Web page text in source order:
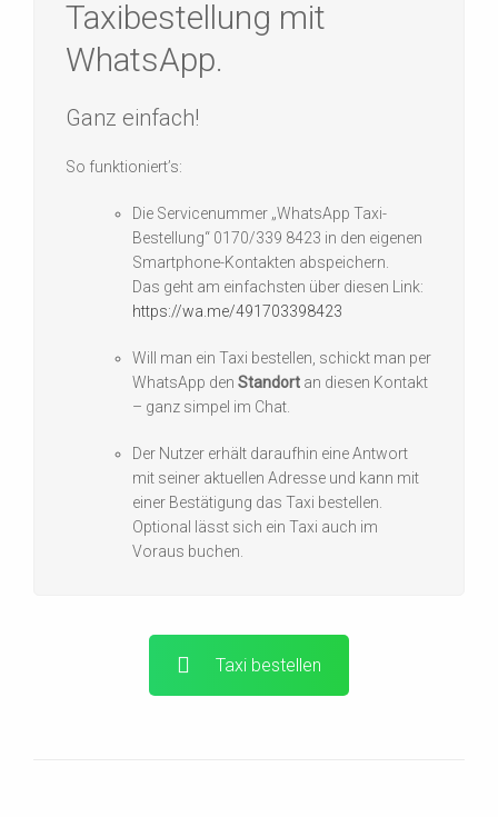
Taxibestellung mit
WhatsApp.
Ganz einfach!
So funktioniert’s:
Die Servicenummer „WhatsApp Taxi-
Bestellung“ 0170/339 8423 in den eigenen
Smartphone-Kontakten abspeichern.
Das geht am einfachsten über diesen Link:
https://wa.me/491703398423
Will man ein Taxi bestellen, schickt man per
WhatsApp den Standort an diesen Kontakt
– ganz simpel im Chat.
Der Nutzer erhält daraufhin eine Antwort
mit seiner aktuellen Adresse und kann mit
einer Bestätigung das Taxi bestellen.
Optional lässt sich ein Taxi auch im
Voraus buchen.
Taxi bestellen